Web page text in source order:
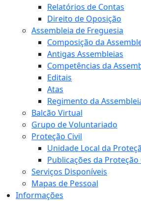
Relatórios de Contas
Direito de Oposição
Assembleia de Freguesia
Composição da
Antigas Assembleias
Competências da
Editais
Atas
Regimento da
Balcão Virtual
Grupo de Voluntariado
Proteção Civil
Unidade Local da
Publicações da Proteção
Serviços Disponíveis
Mapas de Pessoal
Informações